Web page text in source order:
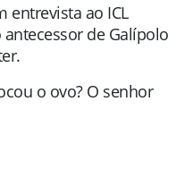
entrevista ao ICL
de Galípolo
o ovo? O senhor